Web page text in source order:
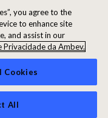
de Projeções
sobre Bolsas
de ADR para
Estrangeiros
you agree to the
to enhance site
and assist in our
Privacidade da Ambev.
Cookies
All